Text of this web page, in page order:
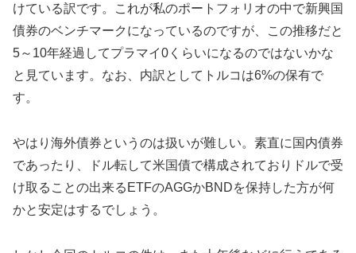
けている訳です。これが私のポートフォリオの中で新興国
債券のベンチマークになっているのですが、この推移だと
5～10年経過してプラマイ0くらいになるのではないかな
と見ています。なお、内訳としてトルコは6%の保有で
す。
やはり海外債券というのは扱いが難しい。素直に国内債券
であったり、ドル転して米国債で構成されておりドルで受
け取ることの出来るETFのAGGかBNDを保持した方が何
かと安定はするでしょう。